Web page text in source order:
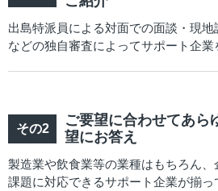
出島特派員による対面での面談・現
などの独自審査によってサポート企業
ご要望に合わせてあら
望にお答え
製造業や飲食業等の業種はもちろん
課題に対応できるサポート企業が揃っ